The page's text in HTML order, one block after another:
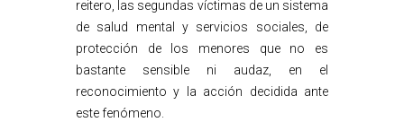
reitero, las segundas víctimas de un sistema
de salud mental y servicios sociales, de
protección de los menores que no es
bastante sensible ni audaz, en el
reconocimiento y la acción decidida ante
este fenómeno.